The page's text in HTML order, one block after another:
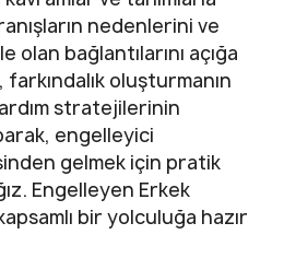
nedenlerini ve
olan bağlantılarını açığa
farkındalık oluşturmanın
stratejilerinin
engelleyici
gelmek için pratik
Engelleyen Erkek
bir yolculuğa hazır